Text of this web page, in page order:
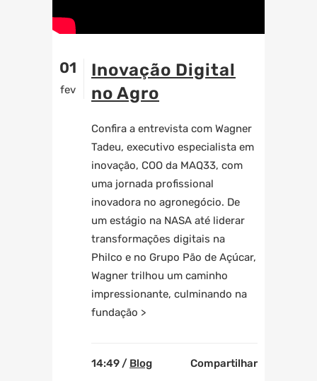
01
fev
Inovação Digital
no Agro
Confira a entrevista com Wagner
Tadeu, executivo especialista em
inovação, COO da MAQ33, com
uma jornada profissional
inovadora no agronegócio. De
um estágio na NASA até liderar
transformações digitais na
Philco e no Grupo Pão de Açúcar,
Wagner trilhou um caminho
impressionante, culminando na
fundação >
14:49 / Blog Compartilhar